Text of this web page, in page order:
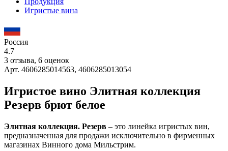
Игристые вина
Россия
4.7
3 отзыва, 6 оценок
Арт. 4606285014563, 4606285013054
Игристое вино Элитная коллекция
Резерв брют белое
Элитная коллекция. Резерв – это линейка игристых вин,
предназначенная для продажи исключительно в фирменных
магазинах Винного дома Мильстрим.